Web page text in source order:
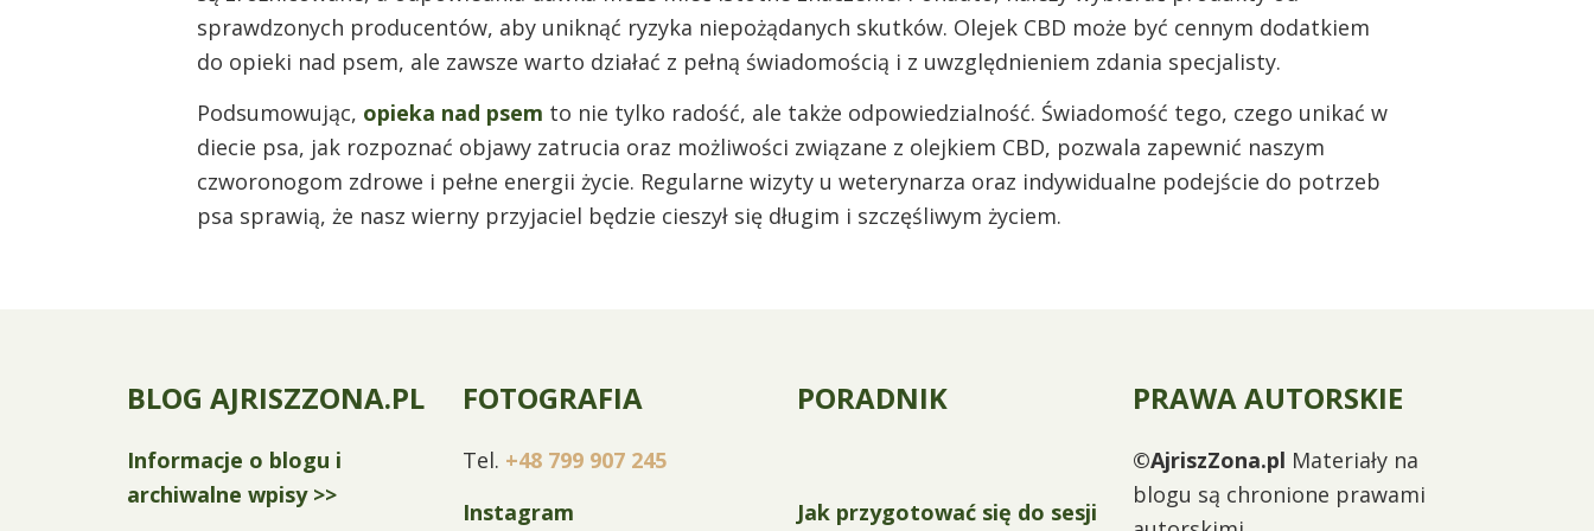
sprawdzonych producentów, aby uniknąć ryzyka niepożądanych skutków. Olejek CBD może być cennym dodatkiem
do opieki nad psem, ale zawsze warto działać z pełną świadomością i z uwzględnieniem zdania specjalisty.
Podsumowując, opieka nad psem to nie tylko radość, ale także odpowiedzialność. Świadomość tego, czego unikać w
diecie psa, jak rozpoznać objawy zatrucia oraz możliwości związane z olejkiem CBD, pozwala zapewnić naszym
czworonogom zdrowe i pełne energii życie. Regularne wizyty u weterynarza oraz indywidualne podejście do potrzeb
psa sprawią, że nasz wierny przyjaciel będzie cieszył się długim i szczęśliwym życiem.
BLOG AJRISZZONA.PL
Informacje o blogu i
archiwalne wpisy >>
FOTOGRAFIA
Tel. +48 799 907 245
Instagram
PORADNIK
Jak przygotować się do sesji
PRAWA AUTORSKIE
©AjriszZona.pl Materiały na
blogu są chronione prawami